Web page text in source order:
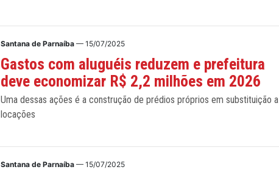
Santana de Parnaíba— 15/07/2025
Gastos com aluguéis reduzem e prefeitura
deve economizar R$ 2,2 milhões em 2026
Uma dessas ações é a construção de prédios próprios em substituição a
locações
Santana de Parnaíba— 15/07/2025